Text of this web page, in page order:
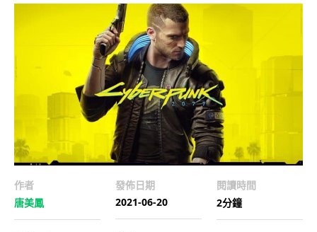
作者
唐美鳳
發佈日期
2021-06-20
閱讀時間
2分鐘